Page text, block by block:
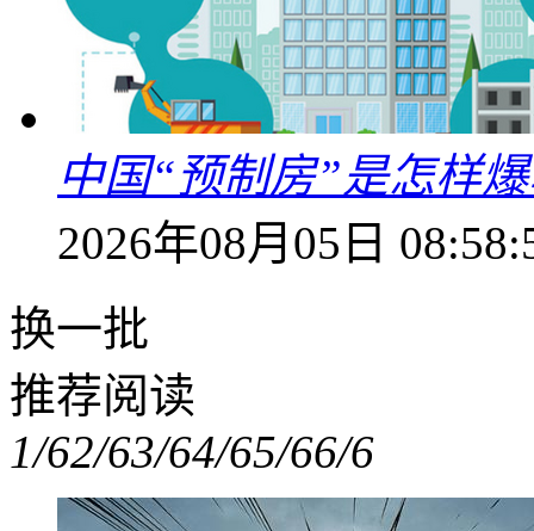
中国“预制房”是怎样
2026年08月05日
换一批
推荐阅读
1/62/63/64/65/66/6